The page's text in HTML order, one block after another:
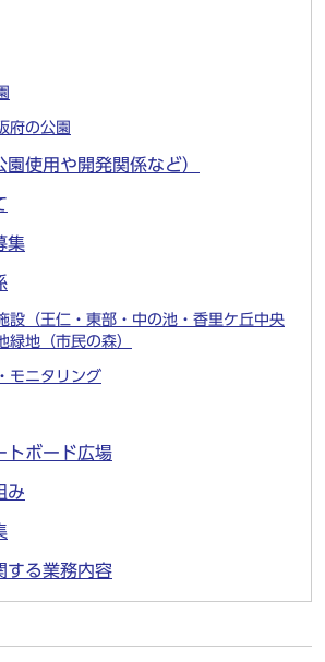
府の公園
使用や開発関係など）
集
設（王仁・東部・中の池・香里ケ丘中央
緑地（市民の森）
モニタリング
トボード広場
み
する業務内容